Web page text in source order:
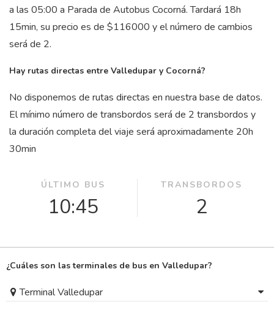
a las 05:00 a Parada de Autobus Cocorná. Tardará 18h
15min, su precio es de $116000 y el número de cambios
será de 2.
Hay rutas directas entre Valledupar y Cocorná?
No disponemos de rutas directas en nuestra base de datos.
El mínimo número de transbordos será de 2 transbordos y
la duración completa del viaje será aproximadamente 20h
30min
ÚLTIMO BUS
10:45
TRANSBORDOS
2
¿Cuáles son las terminales de bus en Valledupar?
Terminal Valledupar